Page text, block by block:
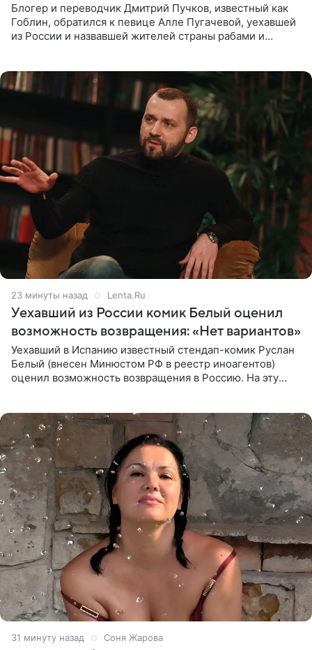
Блогер и переводчик Дмитрий Пучков, известный как
Гоблин, обратился к певице Алле Пугачевой, уехавшей
из России и назвавшей жителей страны рабами и
23 минуты назад Lenta.Ru
Уехавший из России комик Белый оценил
возможность возвращения: «Нет вариантов»
Уехавший в Испанию известный стендап-комик Руслан
Белый (внесен Минюстом РФ в реестр иноагентов)
оценил возможность возвращения в Россию. На эту
31 минуту назад Соня Жарова